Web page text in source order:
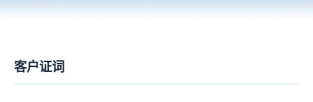
客户证词